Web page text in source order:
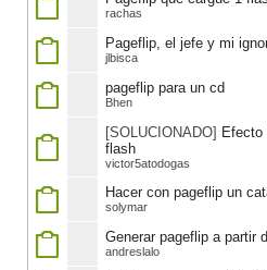
rachas
Pageflip, el jefe y mi
jlbisca
pageflip para un cd
Bhen
[SOLUCIONADO] Efecto
flash
victor5atodogas
Hacer con pageflip un
solymar
Generar pageflip a partir
andreslalo